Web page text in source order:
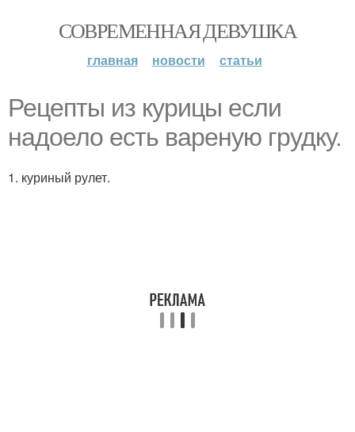
СОВРЕМЕННАЯ ДЕВУШКА
главная новости статьи
Рецепты из курицы если
надоело есть вареную грудку.
1. куриный рулет.